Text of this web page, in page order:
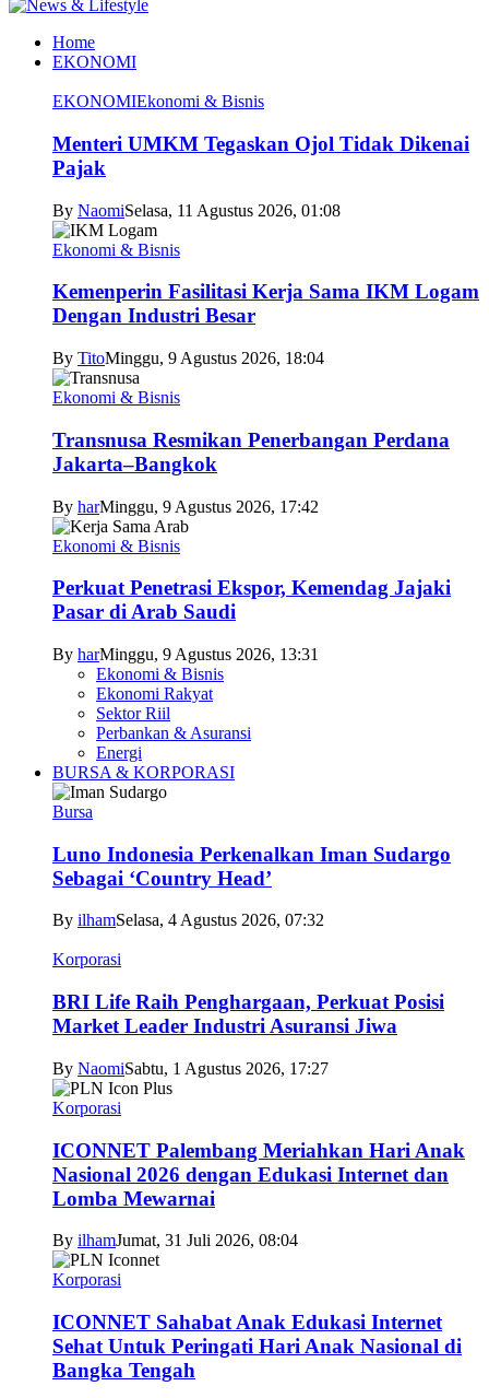
Home
EKONOMI
EKONOMIEkonomi & Bisnis
Menteri UMKM Tegaskan Ojol Tidak Dikenai
Pajak
By NaomiSelasa, 11 Agustus 2026, 01:08
Ekonomi & Bisnis
Kemenperin Fasilitasi Kerja Sama IKM Logam
Dengan Industri Besar
By TitoMinggu, 9 Agustus 2026, 18:04
Ekonomi & Bisnis
Transnusa Resmikan Penerbangan Perdana
Jakarta–Bangkok
By harMinggu, 9 Agustus 2026, 17:42
Ekonomi & Bisnis
Perkuat Penetrasi Ekspor, Kemendag Jajaki
Pasar di Arab Saudi
By harMinggu, 9 Agustus 2026, 13:31
Ekonomi & Bisnis
Ekonomi Rakyat
Sektor Riil
Perbankan & Asuransi
Energi
BURSA & KORPORASI
Bursa
Luno Indonesia Perkenalkan Iman Sudargo
Sebagai ‘Country Head’
By ilhamSelasa, 4 Agustus 2026, 07:32
Korporasi
BRI Life Raih Penghargaan, Perkuat Posisi
Market Leader Industri Asuransi Jiwa
By NaomiSabtu, 1 Agustus 2026, 17:27
Korporasi
ICONNET Palembang Meriahkan Hari Anak
Nasional 2026 dengan Edukasi Internet dan
Lomba Mewarnai
By ilhamJumat, 31 Juli 2026, 08:04
Korporasi
ICONNET Sahabat Anak Edukasi Internet
Sehat Untuk Peringati Hari Anak Nasional di
Bangka Tengah